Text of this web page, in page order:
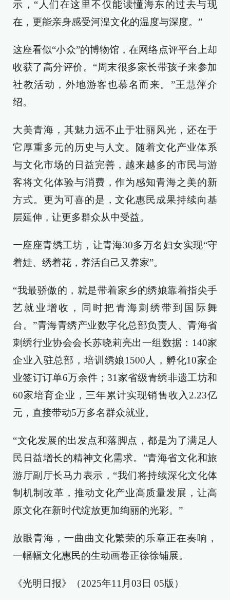
示，“人们在这里不仅能读懂海东的过去与现
在，更能亲身感受河湟文化的温度与深度。”
这座看似“小众”的博物馆，在网络点评平台上却
收获了高分评价。“周末很多家长带孩子来参加
社教活动，外地游客也慕名而来。”王慧萍介
绍。
大美青海，其魅力远不止于壮丽风光，还在于
它厚重多元的历史与人文。随着文化产业体系
与文化市场的日益完善，越来越多的市民与游
客将文化体验与消费，作为感知青海之美的新
方式。更为可喜的是，文化惠民成果持续向基
层延伸，让更多群众从中受益。
一座座青绣工坊，让青海30多万名妇女实现“守
着娃、绣着花，养活自己又养家”。
“我最骄傲的，就是带着家乡的绣娘靠着指尖手
艺就业增收，同时把青海刺绣带到国际舞
台。”青海青绣产业数字化总部负责人、青海省
刺绣行业协会会长苏晓莉亮出一组数据：140家
企业入驻总部，培训绣娘1500人，孵化10家企
业签订订单6万余件；31家省级青绣非遗工坊和
60家培育企业，三年累计实现销售收入2.23亿
元，直接带动5万多名群众就业。
“文化发展的出发点和落脚点，都是为了满足人
民日益增长的精神文化需求。”青海省文化和旅
游厅副厅长马力表示，“我们将持续深化文化体
制机制改革，推动文化产业高质量发展，让高
原文化在新时代绽放更加绚丽的光彩。”
放眼青海，一曲曲文化繁荣的乐章正在奏响，
一幅幅文化惠民的生动画卷正徐徐铺展。
《光明日报》（2025年11月03日 05版）